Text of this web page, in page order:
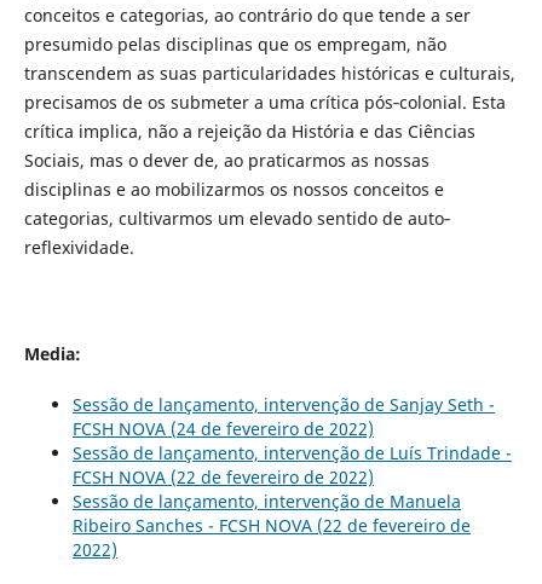
conceitos e categorias, ao contrário do que tende a ser
presumido pelas disciplinas que os empregam, não
transcendem as suas particularidades históricas e culturais,
precisamos de os submeter a uma crítica pós‐colonial. Esta
crítica implica, não a rejeição da História e das Ciências
Sociais, mas o dever de, ao praticarmos as nossas
disciplinas e ao mobilizarmos os nossos conceitos e
categorias, cultivarmos um elevado sentido de auto‐
reflexividade.
Media:
Sessão de lançamento, intervenção de Sanjay Seth -
FCSH NOVA (24 de fevereiro de 2022)
Sessão de lançamento, intervenção de Luís Trindade -
FCSH NOVA (22 de fevereiro de 2022)
Sessão de lançamento, intervenção de Manuela
Ribeiro Sanches - FCSH NOVA (22 de fevereiro de
2022)